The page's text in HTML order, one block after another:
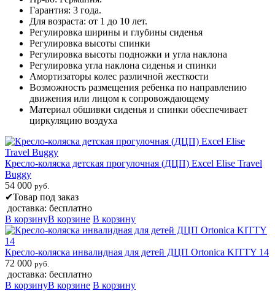
Гарантия: 3 года.
Для возраста: от 1 до 10 лет.
Регулировка ширины и глубины сиденья
Регулировка высоты спинки
Регулировка высоты подножки и угла наклона
Регулировка угла наклона сиденья и спинки
Амортизаторы колес различной жесткости
Возможность размещения ребенка по направлению
движения или лицом к сопровождающему
Материал обшивки сиденья и спинки обеспечивает
циркуляцию воздуха
Кресло-коляска детская прогулочная (ДЦП) Excel Elise Travel
Buggy
54 000 руб.
✔Товар под заказ
доставка: бесплатно
В корзинуВ корзине В корзину
Кресло-коляска инвалидная для детей ДЦП Ortonica KITTY 14
72 000 руб.
доставка: бесплатно
В корзинуВ корзине В корзину